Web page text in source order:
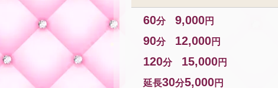
60分 9,000円
90分 12,000円
120分 15,000円
延長30分5,000円